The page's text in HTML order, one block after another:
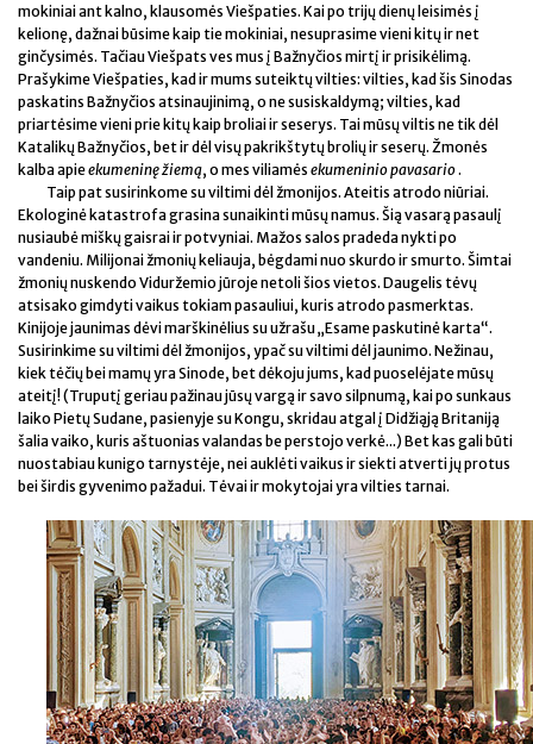
mokiniai ant kalno, klausomės Viešpaties. Kai po trijų dienų leisimės į
kelionę, dažnai būsime kaip tie mokiniai, nesuprasime vieni kitų ir net
ginčysimės. Tačiau Viešpats ves mus į Bažnyčios mirtį ir prisikėlimą.
Prašykime Viešpaties, kad ir mums suteiktų vilties: vilties, kad šis Sinodas
paskatins Bažnyčios atsinaujinimą, o ne susiskaldymą; vilties, kad
priartėsime vieni prie kitų kaip broliai ir seserys. Tai mūsų viltis ne tik dėl
Katalikų Bažnyčios, bet ir dėl visų pakrikštytų brolių ir seserų. Žmonės
kalba apieekumeninę žiemą, o mes viliamės ekumeninio pavasario.
Taip pat susirinkome su viltimi dėl žmonijos. Ateitis atrodo niūriai.
Ekologinė katastrofa grasina sunaikinti mūsų namus. Šią vasarą pasaulį
nusiaubė miškų gaisrai ir potvyniai. Mažos salos pradeda nykti po
vandeniu. Milijonai žmonių keliauja, bėgdami nuo skurdo ir smurto. Šimtai
žmonių nuskendo Viduržemio jūroje netoli šios vietos. Daugelis tėvų
atsisako gimdyti vaikus tokiam pasauliui, kuris atrodo pasmerktas.
Kinijoje jaunimas dėvi marškinėlius su užrašu „Esame paskutinė karta“.
Susirinkime su viltimi dėl žmonijos, ypač su viltimi dėl jaunimo. Nežinau,
kiek tėčių bei mamų yra Sinode, bet dėkoju jums, kad puoselėjate mūsų
ateitį! (Truputį geriau pažinau jūsų vargą ir savo silpnumą, kai po sunkaus
laiko Pietų Sudane, pasienyje su Kongu, skridau atgal į Didžiąją Britaniją
šalia vaiko, kuris aštuonias valandas be perstojo verkė...) Bet kas gali būti
nuostabiau kunigo tarnystėje, nei auklėti vaikus ir siekti atverti jų protus
bei širdis gyvenimo pažadui. Tėvai ir mokytojai yra vilties tarnai.